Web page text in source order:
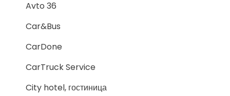
Avto 36
Car&Bus
CarDone
CarTruck Service
City hotel, гостиница